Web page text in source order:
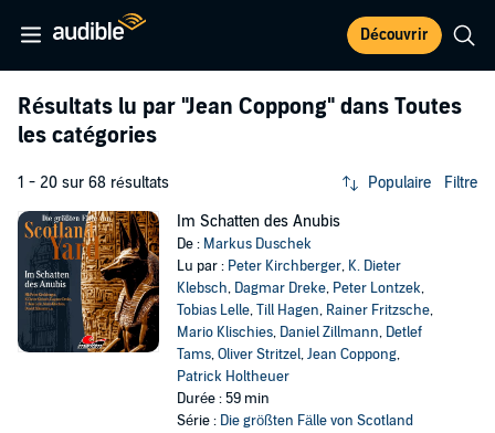
Découvrir
Résultats lu par "Jean Coppong" dans Toutes
les catégories
1 - 20 sur 68 résultats Populaire Filtre
Im Schatten des Anubis
De : Markus Duschek
Lu par : Peter Kirchberger, K. Dieter
Klebsch, Dagmar Dreke, Peter Lontzek,
Tobias Lelle,Till Hagen, Rainer Fritzsche,
Mario Klischies, Daniel Zillmann, Detlef
Tams,Oliver Stritzel,Jean Coppong,
Patrick Holtheuer
Durée : 59 min
Série : Die größten Fälle von Scotland